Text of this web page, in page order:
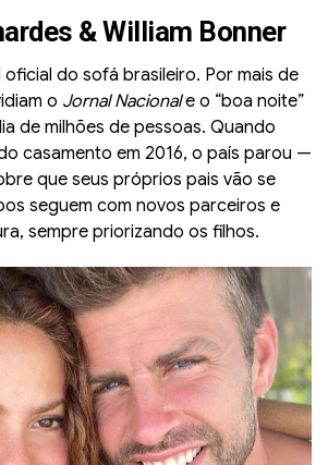
& William Bonner
oficial do sofá brasileiro. Por mais de
o Jornal Nacionale o “boa noite”
de milhões de pessoas. Quando
casamento em 2016, o país parou —
que seus próprios pais vão se
seguem com novos parceiros e
sempre priorizando os filhos.